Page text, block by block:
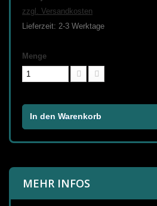
zzgl. Versandkosten
Lieferzeit: 2-3 Werktage
Menge
In den Warenkorb
MEHR INFOS